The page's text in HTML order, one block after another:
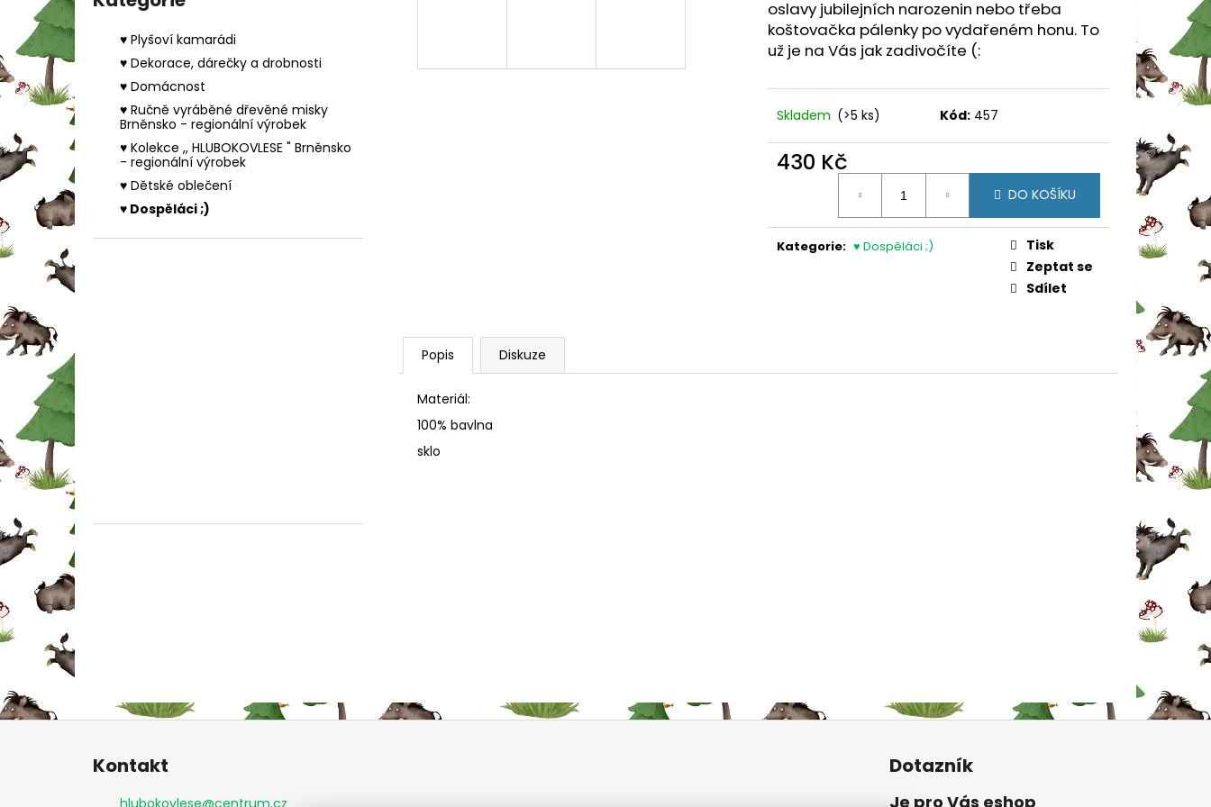
l
♥ Plyšoví kamarádi
♥ Dekorace, dárečky a drobnosti
♥ Domácnost
♥ Ručně vyráběné dřevěné misky
Brněnsko - regionální výrobek
♥ Kolekce ,, HLUBOKOVLESE " Brněnsko
- regionální výrobek
♥ Dětské oblečení
♥ Dospěláci ;)
oslavy jubilejních narozenin nebo třeba
koštovačka pálenky po vydařeném honu. To
už je na Vás jak zadivočíte (:
Skladem (>5 ks) Kód: 457
430 Kč
DO KOŠÍKU
Kategorie: ♥ Dospěláci ;)
Tisk
Zeptat se
Sdílet
Popis Diskuze
Materiál:
100% bavlna
sklo
MYŠÁTKO V KUFŘÍKU
KYTIČKOVÁ PANENKA
Z
Kontakt
hlubokovlese@centrum.cz
Dotazník
Je pro Vás eshop